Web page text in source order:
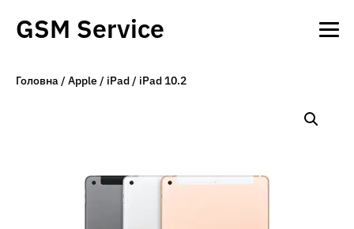
GSM Service
Головна/Apple/ iPad/ iPad 10.2